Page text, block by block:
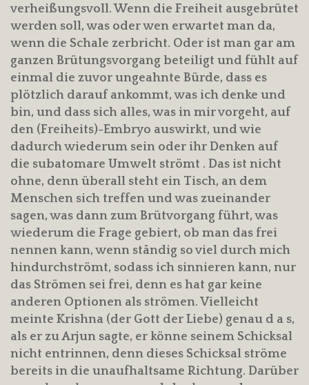
verheißungsvoll. Wenn die Freiheit ausgebrütet
werden soll, was oder wen erwartet man da,
wenn die Schale zerbricht. Oder ist man gar am
ganzen Brütungsvorgang beteiligt und fühlt auf
einmal die zuvor ungeahnte Bürde, dass es
plötzlich darauf ankommt, was ich denke und
bin, und dass sich alles, was in mir vorgeht, auf
den (Freiheits)-Embryo auswirkt, und wie
dadurch wiederum sein oder ihr Denken auf
die subatomare Umwelt strömt . Das ist nicht
ohne, denn überall steht ein Tisch, an dem
Menschen sich treffen und was zueinander
sagen, was dann zum Brütvorgang führt, was
wiederum die Frage gebiert, ob man das frei
nennen kann, wenn ständig so viel durch mich
hindurchströmt, sodass ich sinnieren kann, nur
das Strömen sei frei, denn es hat gar keine
anderen Optionen als strömen. Vielleicht
meinte Krishna (der Gott der Liebe) genau d a s,
als er zu Arjun sagte, er könne seinem Schicksal
nicht entrinnen, denn dieses Schicksal ströme
bereits in die unaufhaltsame Richtung. Darüber